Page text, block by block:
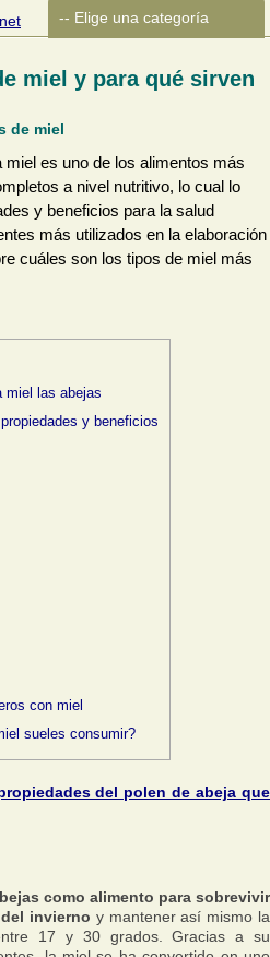
miel y para qué sirven
de miel
miel es uno de los alimentos más
a nivel nutritivo, lo cual lo
y beneficios para la salud
más utilizados en la elaboración
cuáles son los tipos de miel más
miel las abejas
y beneficios
con miel
sueles consumir?
del polen de abeja que
como alimento para sobrevivir
invierno y mantener así mismo la
17 y 30 grados. Gracias a su